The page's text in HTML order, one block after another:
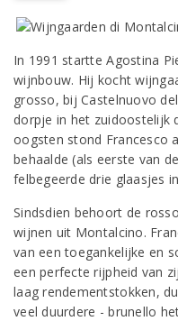
In 1991 startte Agostina
wijnbouw. Hij kocht
grosso, bij Castelnuovo
dorpje in het zuidoostelijk
oogsten stond Francesco
behaalde (als eerste van
felbegeerde drie glaasjes
Sindsdien behoort de
wijnen uit Montalcino.
van een toegankelijke en
een perfecte rijpheid van
laag rendementstokken,
veel duurdere - brunello